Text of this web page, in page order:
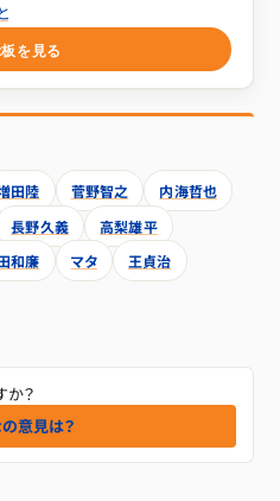
を見る
田陸 菅野智之
内海哲也
長野久義
高梨雄平
和廉 マタ
王貞治
か？
意見は？